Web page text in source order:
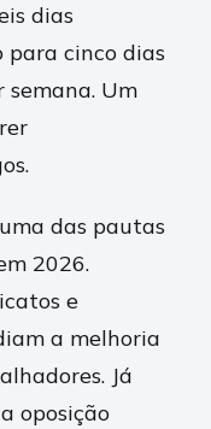
dias
para cinco dias
Um
das pautas
2026.
e
a melhoria
Já
oposição